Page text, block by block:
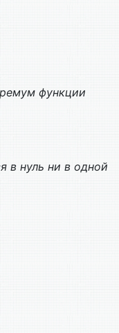
функции
в нуль ни в одной